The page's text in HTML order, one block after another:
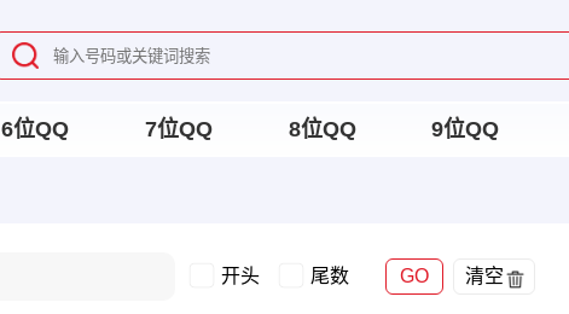
6位QQ 7位QQ 8位QQ 9位QQ
开头 尾数 GO 清空